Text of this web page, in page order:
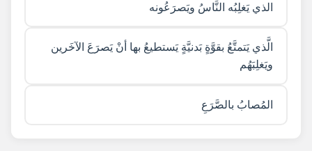
الذي يَغلِبُه النَّاسُ ويَصرَعُونه
الَّذي يَتمتَّعُ بقوَّةٍ بَدنيَّةٍ يَستطيعُ بها أنْ يَصرَعَ الآخَرين
ويَغلِبَهُم
المُصابُ بالصَّرَعِ